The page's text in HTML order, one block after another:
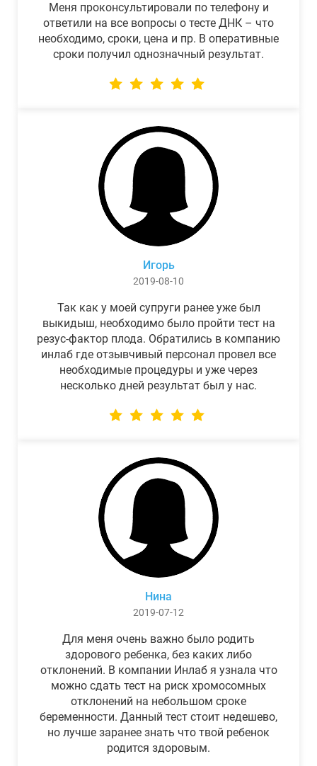
Меня проконсультировали по телефону и
ответили на все вопросы о тесте ДНК – что
необходимо, сроки, цена и пр. В оперативные
сроки получил однозначный результат.
Игорь
2019-08-10
Так как у моей супруги ранее уже был
выкидыш, необходимо было пройти тест на
резус-фактор плода. Обратились в компанию
инлаб где отзывчивый персонал провел все
необходимые процедуры и уже через
несколько дней результат был у нас.
Нина
2019-07-12
Для меня очень важно было родить
здорового ребенка, без каких либо
отклонений. В компании Инлаб я узнала что
можно сдать тест на риск хромосомных
отклонений на небольшом сроке
беременности. Данный тест стоит недешево,
но лучше заранее знать что твой ребенок
родится здоровым.